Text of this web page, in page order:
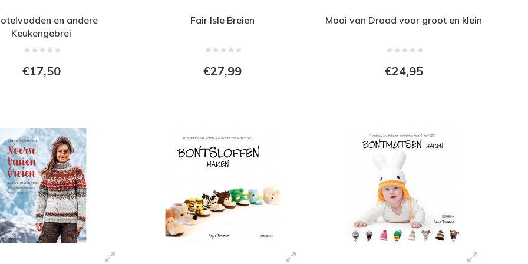
en andere
Keukengebrei
€17,50
Fair Isle Breien
€27,99
Mooi van Draad voor groot en klein
€24,95